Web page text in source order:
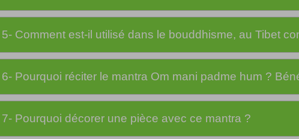
5- Comment est-il utilisé dans le bouddhisme, au Tibet
6- Pourquoi réciter le mantra Om mani padme hum ?
7- Pourquoi décorer une pièce avec ce mantra ?